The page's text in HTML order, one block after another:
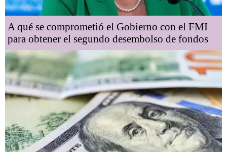
A qué se comprometió el Gobierno con el FMI
para obtener el segundo desembolso de fondos